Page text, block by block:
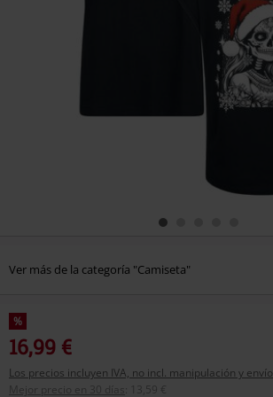
Ver más de la categoría "Camiseta"
%
16,99 €
Los precios incluyen IVA, no incl. manipulación y envío
Mejor precio en 30 días
13,59 €